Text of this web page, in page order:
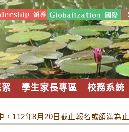
學生家長專區 校務系統
，112年8月20日截止報名或額滿為止